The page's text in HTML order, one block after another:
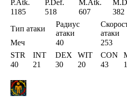
P.Atk.
P.Def. M.Atk.
1185
518 607
382
Тип атаки
Радиус
атаки
атаки
Меч
40
253
STR
INT DEX WIT CON
40
21 30 20 43